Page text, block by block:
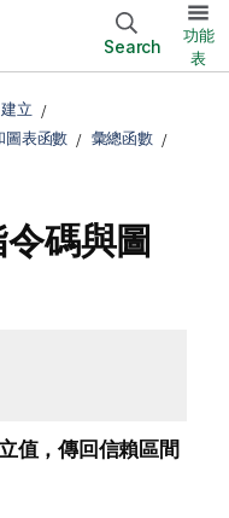
Search
功能
表
建立
圖表函數
彙總函數
碼與圖
值，傳回信賴區間